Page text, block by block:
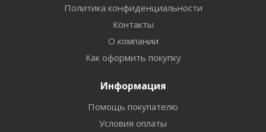
Политика конфиденциальности
Контакты
О компании
Как оформить покупку
Информация
Помощь покупателю
Условия оплаты